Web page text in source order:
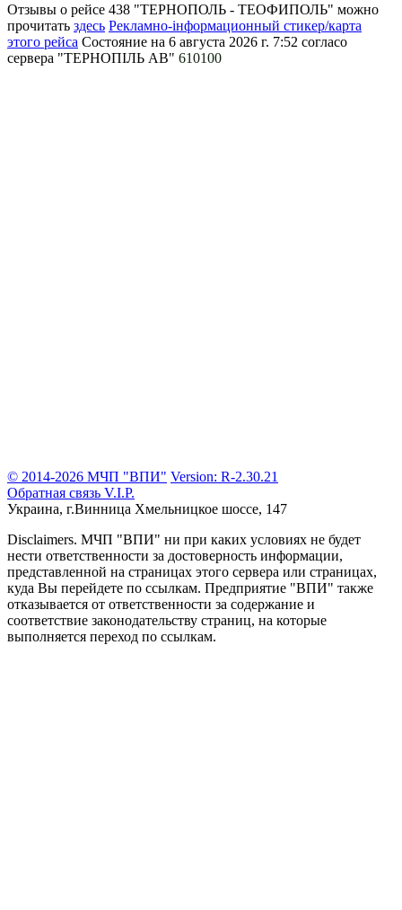
Отзывы о рейсе 438 "ТЕРНОПОЛЬ - ТЕОФИПОЛЬ" можно
прочитать здесь Рекламно-інформационный стикер/карта
этого рейса Состояние на 6 августа 2026 г. 7:52 согласо
сервера "ТЕРНОПІЛЬ АВ" 610100
© 2014-2026 МЧП "ВПИ" Version: R-2.30.21
Обратная связь V.I.P.
Украина, г.Винница Хмельницкое шоссе, 147
Disclaimers. МЧП "ВПИ" ни при каких условиях не будет
нести ответственности за достоверность информации,
представленной на страницах этого сервера или страницах,
куда Вы перейдете по ссылкам. Предприятие "ВПИ" также
отказывается от ответственности за содержание и
соответствие законодательству страниц, на которые
выполняется переход по ссылкам.